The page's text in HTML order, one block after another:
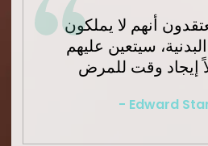
لا يملكون
عليهم
للمرض